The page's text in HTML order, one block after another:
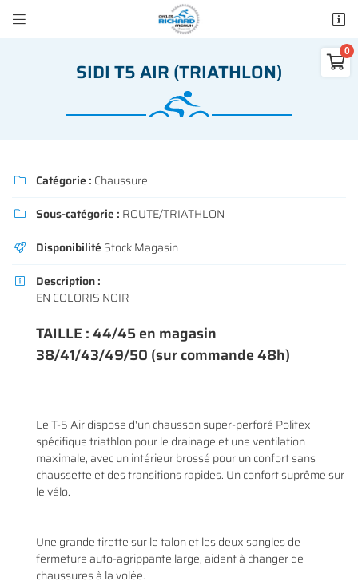
 
01 64 34 07 57

VALIDER VOTRE PANIER
 Adresse email de réception
Recopier le code ci-contre
En cochant cette case, vous consentez à recevoir nos propositions commerciales à
l'adresse email indiqué ci-dessus. Vous pouvez vous désinscrire à tout moment en
utilisant
le formulaire de désinscription
INSCRIPTION
SIDI T5 AIR (TRIATHLON)
 Catégorie : Chaussure
 Sous-catégorie : ROUTE/TRIATHLON
 Disponibilité Stock Magasin

Description :
EN COLORIS NOIR
TAILLE : 44/45 en magasin
38/41/43/49/50 (sur commande 48h)
Le T-5 Air dispose d'un chausson super-perforé Politex
spécifique triathlon pour le drainage et une ventilation
maximale, avec un intérieur brossé pour un confort sans
chaussette et des transitions rapides. Un confort suprême sur
le vélo.
Une grande tirette sur le talon et les deux sangles de
fermeture auto-agrippante large, aident à changer de
chaussures à la volée.